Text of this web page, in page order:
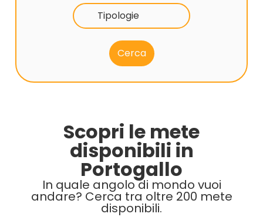
Tipologie
Scopri le mete
disponibili in
Portogallo
In quale angolo di mondo vuoi
andare? Cerca tra oltre 200 mete
disponibili.